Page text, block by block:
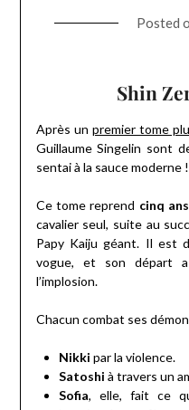
Posted
Shin
Après un premier tome
Guillaume Singelin sont
sentai à la sauce moderne !
Ce tome reprend cinq
cavalier seul, suite au
Papy Kaiju géant. Il est
vogue, et son départ
l’implosion.
Chacun combat ses
Nikki par la violence.
Satoshi à travers un
Sofia, elle, fait ce